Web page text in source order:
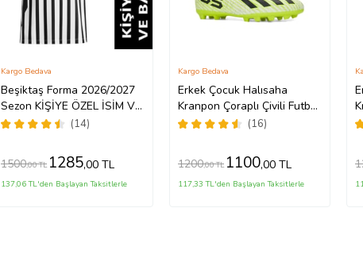
Beşiktaş Forma 2026/2027
Sezon KİŞİYE ÖZEL İSİM VE
NUMARA BASKILI Yetişkin
(14)
Kargo Bedava
1500,00 TL 1285,00 TL
137,06 TL'den Başlayan Taksitlerle
Erkek Çocuk Halısaha
Kranpon Çoraplı Çivili Futbol
Spor Ayakkabısı F35KR
(16)
Kargo Bedava
1200,00 TL 1100,00 TL
117,33 TL'den Başlayan Taksitlerle